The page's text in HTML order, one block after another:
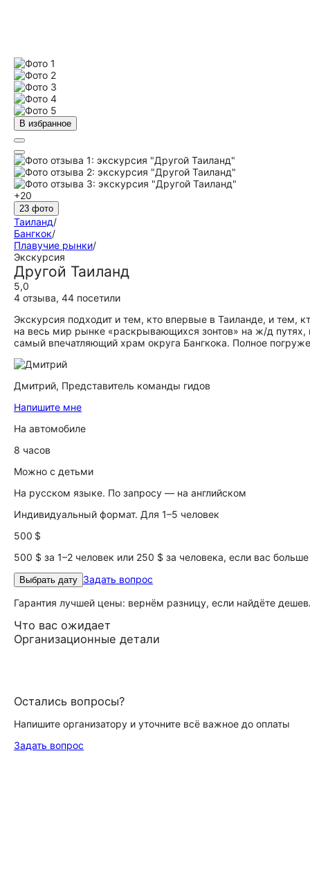
В избранное
+20
23 фото
Таиланд/
Бангкок/
Плавучие рынки/
Экскурсия
Другой Таиланд
5,0
4 отзыва, 44 посетили
Экскурсия подходит и тем, кто впервые в Таиланде, и тем,
на весь мир рынке «раскрывающихся зонтов» на ж/д
самый впечатляющий храм округа Бангкока. Полное
Дмитрий, Представитель команды гидов
Напишите мне
На автомобиле
8 часов
Можно с детьми
На русском языке. По запросу — на английском
Индивидуальный формат. Для 1–5 человек
500 $
500 $ за 1–2 человек или 250 $ за человека, если вас больше
Выбрать дату Задать вопрос
Гарантия лучшей цены: вернём разницу, если найдёте
Что вас ожидает
Организационные детали
Остались вопросы?
Напишите организатору и уточните всё важное до оплаты
Задать вопрос